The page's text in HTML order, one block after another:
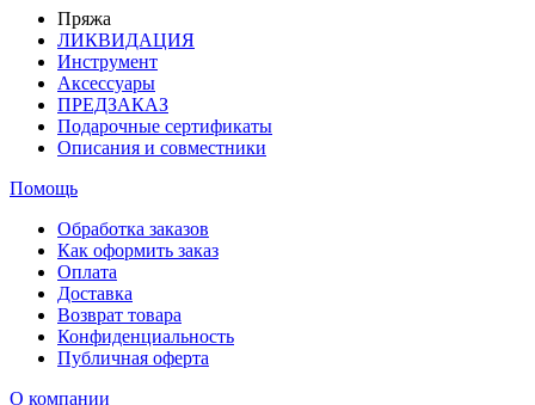
Пряжа
ЛИКВИДАЦИЯ
Инструмент
Аксессуары
ПРЕДЗАКАЗ
Подарочные сертификаты
Описания и совместники
Помощь
Обработка заказов
Как оформить заказ
Оплата
Доставка
Возврат товара
Конфиденциальность
Публичная оферта
О компании